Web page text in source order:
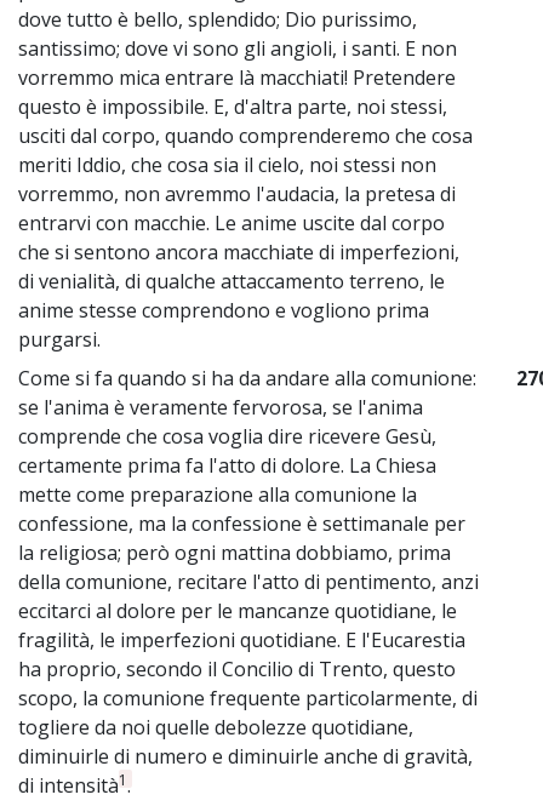
dove tutto è bello, splendido; Dio purissimo,
santissimo; dove vi sono gli angioli, i santi. E non
vorremmo mica entrare là macchiati! Pretendere
questo è impossibile. E, d'altra parte, noi stessi,
usciti dal corpo, quando comprenderemo che cosa
meriti Iddio, che cosa sia il cielo, noi stessi non
vorremmo, non avremmo l'audacia, la pretesa di
entrarvi con macchie. Le anime uscite dal corpo
che si sentono ancora macchiate di imperfezioni,
di venialità, di qualche attaccamento terreno, le
anime stesse comprendono e vogliono prima
purgarsi.
Come si fa quando si ha da andare alla comunione:
se l'anima è veramente fervorosa, se l'anima
comprende che cosa voglia dire ricevere Gesù,
certamente prima fa l'atto di dolore. La Chiesa
mette come preparazione alla comunione la
confessione, ma la confessione è settimanale per
la religiosa; però ogni mattina dobbiamo, prima
della comunione, recitare l'atto di pentimento, anzi
eccitarci al dolore per le mancanze quotidiane, le
fragilità, le imperfezioni quotidiane. E l'Eucarestia
ha proprio, secondo il Concilio di Trento, questo
scopo, la comunione frequente particolarmente, di
togliere da noi quelle debolezze quotidiane,
diminuirle di numero e diminuirle anche di gravità,
di intensità1.